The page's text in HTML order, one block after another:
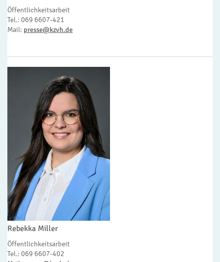
Öffentlichkeitsarbeit
Tel.: 069 6607-421
Mail: presse@kzvh.de
Rebekka Miller
Öffentlichkeitsarbeit
Tel.: 069 6607-402